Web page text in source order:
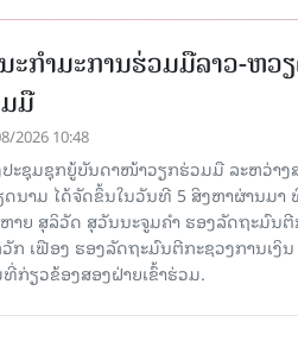
ະກໍາມະການຮ່ວມມືລາວ-ຫ
ມື
2026 10:48
ະຊຸມຊຸກຍູ້ບັນດາໜ້າວຽກຮ່ວມມື ລະຫວ່າງ
ນາມ ໄດ້ຈັດຂຶ້ນໃນວັນທີ 5 ສິງຫາຜ່ານມາ
າຍ ສຸລິວັດ ສຸວັນນະຈູມຄຳ ຮອງລັດຖະມົນ
ກ ເຟືອງ ຮອງລັດຖະມົນຕີກະຊວງການເ
ຽວຂ້ອງສອງຝ່າຍເຂົ້າຮ່ວມ.